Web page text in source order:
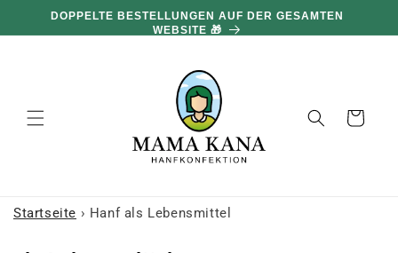
und zumDOPPELTE BESTELLUNGEN AUF DER GESAMTEN
WEBSITE 🎁
Warenkorb
Startseite › Hanf als Lebensmittel